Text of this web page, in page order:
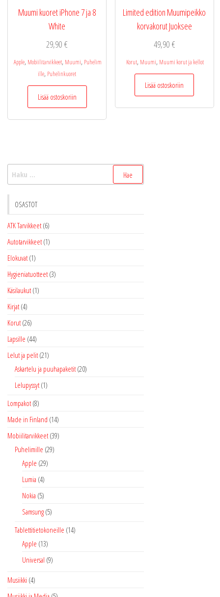
Muumi kuoret iPhone 7 ja 8
White
29,90€
Apple, Mobiilitarvikkeet, Muumi, Puhelim
ille, Puhelinkuoret
Lisää ostoskoriin
Limited edition Muumipeikko
korvakorut Juoksee
49,90 €
Korut, Muumi, Muumi korut ja kellot
Lisää ostoskoriin
OSASTOT
ATK Tarvikkeet (6)
Autotarvikkeet (1)
Elokuvat (1)
Hygieniatuotteet (3)
Käsilaukut (1)
Kirjat (4)
Korut (26)
Lapsille (44)
Lelut ja pelit (21)
Askartelu ja puuhapaketit (20)
Lelupyssyt (1)
Lompakot (8)
Made in Finland (14)
Mobiilitarvikkeet (39)
Puhelimille (29)
Apple (29)
Lumia (4)
Nokia (5)
Samsung (5)
Tablettitietokoneille (14)
Apple (13)
Universal (9)
Musiikki (4)